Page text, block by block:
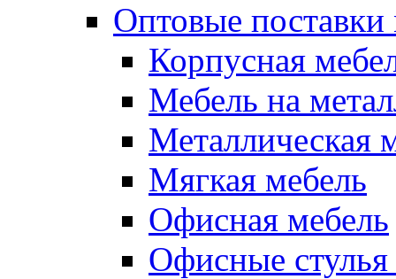
Оптовые поставки
Корпусная
Мебель на
Металлическая
Мягкая мебель
Офисная мебель
Офисные стулья